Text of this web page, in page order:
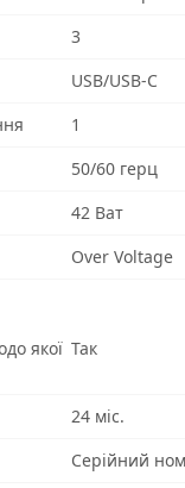
3
USB/USB-C
1
50/60 герц
42 Ват
Over Voltage
якої Так
24 міс.
Серійний